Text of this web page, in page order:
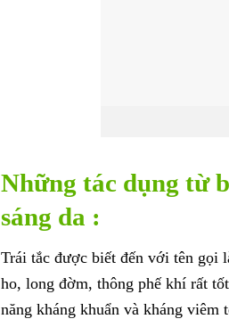
Những tác dụng từ
sáng da :
Trái tắc được biết đến với tên gọi
ho, long đờm, thông phế khí rất
năng kháng khuẩn và kháng viêm